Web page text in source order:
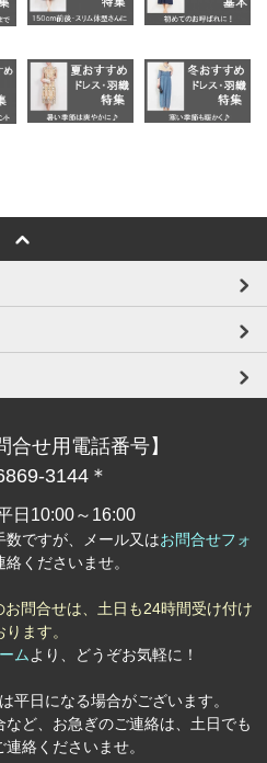
合せ用電話番号】
3144＊
日10:00～16:00
ですが、メール又はお問合せフォ
絡くださいませ。
問合せは、土日も24時間受け付け
ります。
ム より、どうぞお気軽に！
平日になる場合がございます。
ど、お急ぎのご連絡は、土日でも
絡くださいませ。